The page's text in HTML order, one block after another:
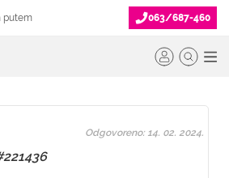
putem 063/687-460
Odgovoreno: 14. 02. 2024.